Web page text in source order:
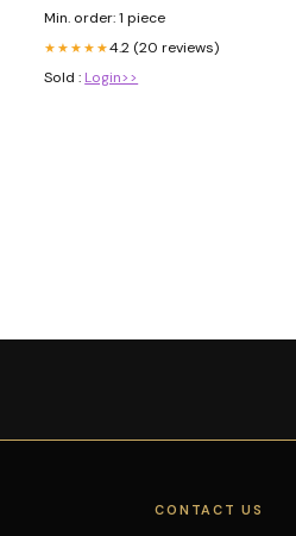
Min. order: 1 piece
★★★★★4.2 (20 reviews)
Sold : Login>>
CONTACT US